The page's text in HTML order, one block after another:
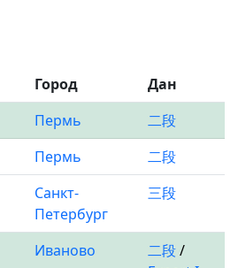
Город
Дан
Пермь
二段
Пермь
二段
Санкт-
Петербург
三段
Иваново 二段/